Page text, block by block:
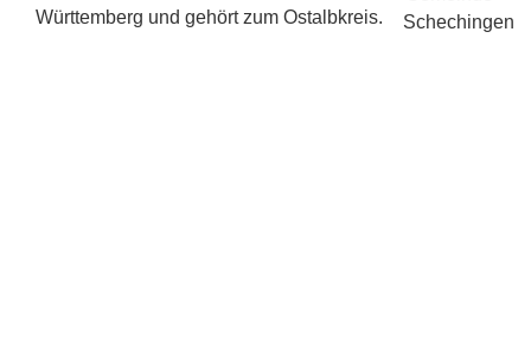
Württemberg und gehört zum Ostalbkreis.